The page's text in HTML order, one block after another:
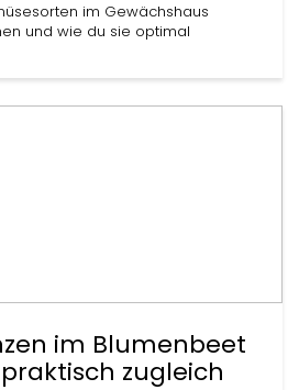
im Gewächshaus
und wie du sie optimal
im Blumenbeet
zugleich